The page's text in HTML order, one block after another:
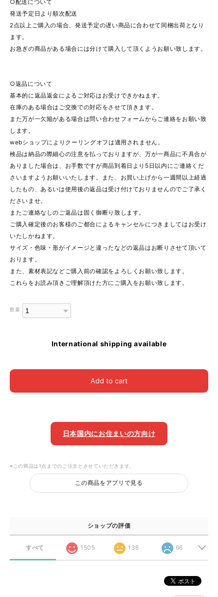
○配送について
発送予定日より順次配送
2点以上ご購入の場合、発送予定の遅い商品に合わせて同梱出荷となり
ます。
お急ぎの商品がある場合には分けて購入して頂くようお願い致します。
○返品について
基本的に返品返金によるご対応はお受けできかねます。
在庫のある場合はご交換での対応をさせて頂きます。
また万が一欠陥がある場合は問い合わせフォームからご連絡をお願い致
します。
webショップによりクーリングオフは適用されません。
検品は納品の際細心の注意を払っておりますが、万が一商品に不具合が
ありました場合は、お手数ですが商品到着日より5日以内にご連絡くだ
さいますようお願いいたします。また、お買い上げから一週間以上経過
したもの、あるいは使用後の返品は受け付けておりませんのでご了承く
ださいませ。
またご連絡なしのご返品は固く御断り致します。
ご購入確定後のお客様のご都合によるキャンセルにつきましてはお受け
いたしかねます。
サイズ・色味・形がイメージと違ったなどの返品はお断りさせて頂いて
おります。
また、素材表記などご購入前の確認をよろしくお願い致します。
これらをお読み頂きご理解頂けた方にご購入をお願い致します。
数量
International shipping available
Add to cart
日本国内にお住まいの方向け
※この商品は1点までのご注文とさせていただきます。
この商品をアプリで見る
ショップの評価
すべて 1505 136 66